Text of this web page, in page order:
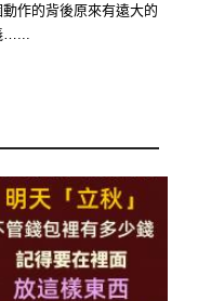
都有不一樣的
樣的習慣。有
方之間可以建
因為這些習
人際關係模
動作的背後原來有遠大的
…...